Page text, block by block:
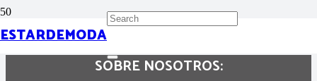
ESTARDEMODA
SOBRE NOSOTROS: